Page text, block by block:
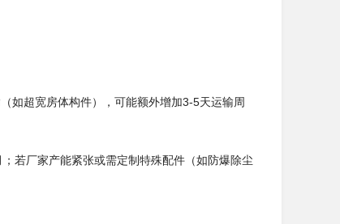
如超宽房体构件），可能额外增加3-5天运输周
若厂家产能紧张或需定制特殊配件（如防爆除尘